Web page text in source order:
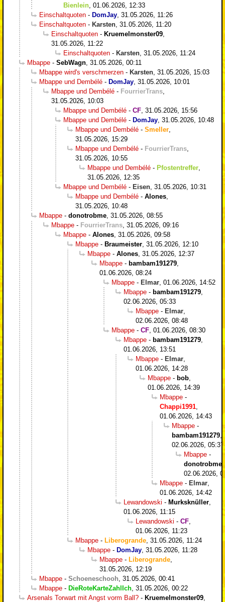
Bienlein 01.06.2026, 12:33
Einschaltquoten - DomJay 31.05.2026, 11:26
Einschaltquoten - Karsten 31.05.2026, 11:20
Einschaltquoten - Kruemelmonster09
31.05.2026, 11:22
Einschaltquoten - Karsten 31.05.2026, 11:24
Mbappe - SebWagn 31.05.2026, 00:11
Mbappe wird's verschmerzen - Karsten 31.05.2026, 15:03
Mbappe und Dembélé - DomJay 31.05.2026, 10:01
Mbappe und Dembélé - FourrierTrans
31.05.2026, 10:03
Mbappe und Dembélé - CF 31.05.2026, 15:56
Mbappe und Dembélé - DomJay 31.05.2026, 10:48
Mbappe und Dembélé - Smeller
31.05.2026, 15:29
Mbappe und Dembélé - FourrierTrans
31.05.2026, 10:55
Mbappe und Dembélé - Pfostentreffer
31.05.2026, 12:35
Mbappe und Dembélé - Eisen 31.05.2026, 10:31
Mbappe und Dembélé - Alones
31.05.2026, 10:48
Mbappe - donotrobme 31.05.2026, 08:55
Mbappe - FourrierTrans 31.05.2026, 09:16
Mbappe - Alones 31.05.2026, 09:58
Mbappe - Braumeister 31.05.2026, 12:10
Mbappe - Alones 31.05.2026, 12:37
Mbappe - bambam191279
01.06.2026, 08:24
Mbappe - Elmar 01.06.2026, 14:52
Mbappe - bambam191279
02.06.2026, 05:33
Mbappe - Elmar
02.06.2026, 08:48
Mbappe - CF 01.06.2026, 08:30
Mbappe - bambam191279
01.06.2026, 13:51
Mbappe - Elmar
01.06.2026, 14:28
Mbappe - bob
01.06.2026, 14:39
Mbappe -
Chappi1991
01.06.2026, 14:43
Mbappe -
bambam191279
02.06.2026, 05:37
Mbappe -
donotrobme
02.06.2026,
Mbappe - Elmar
01.06.2026, 14:42
Lewandowski - Murksknüller
01.06.2026, 11:15
Lewandowski - CF
01.06.2026, 11:23
Mbappe - Liberogrande 31.05.2026, 11:24
Mbappe - DomJay 31.05.2026, 11:28
Mbappe - Liberogrande
31.05.2026, 12:19
Mbappe - Schoeneschooh 31.05.2026, 00:41
Mbappe - DieRoteKarteZahlIch 31.05.2026, 00:22
Arsenals Torwart mit Angst vorm Ball? - Kruemelmonster09